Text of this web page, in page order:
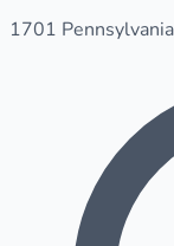
1701